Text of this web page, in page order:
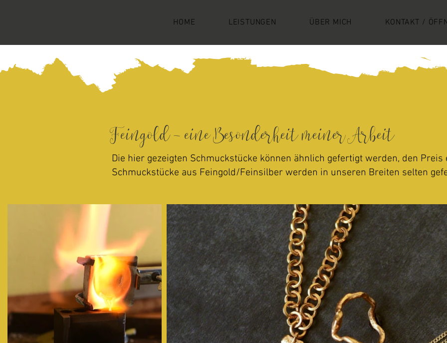
HOME LEISTUNGEN ÜBER MICH KONTAKT /
Feingold - eine Besonderheit meiner Arbeit
Die hier gezeigten Schmuckstücke können ähnlich gefertigt werden, den
Schmuckstücke aus Feingold/Feinsilber werden in unseren Breiten selten